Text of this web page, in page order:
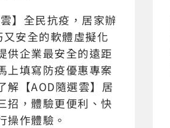
雲】全民抗疫，居家辦
安全的軟體虛擬化
供企業最安全的遠距
上填寫防疫優惠專案
解【AOD隨選雲】居
招，體驗更便利、快
操作體驗。